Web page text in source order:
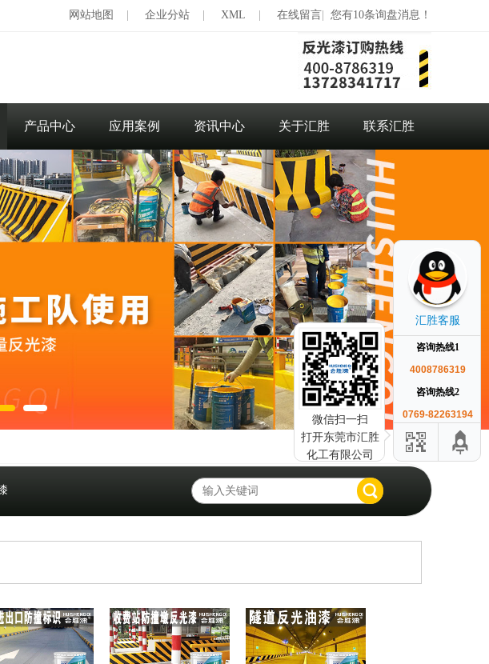
网站地图 企业分站 XML 在线留言 您有10条询盘消息！
产品中心 应用案例 资讯中心 关于汇胜 联系汇胜
汇胜客服
咨询热线1
4008786319
咨询热线2
0769-82263194
微信扫一扫
打开东莞市汇胜
化工有限公司